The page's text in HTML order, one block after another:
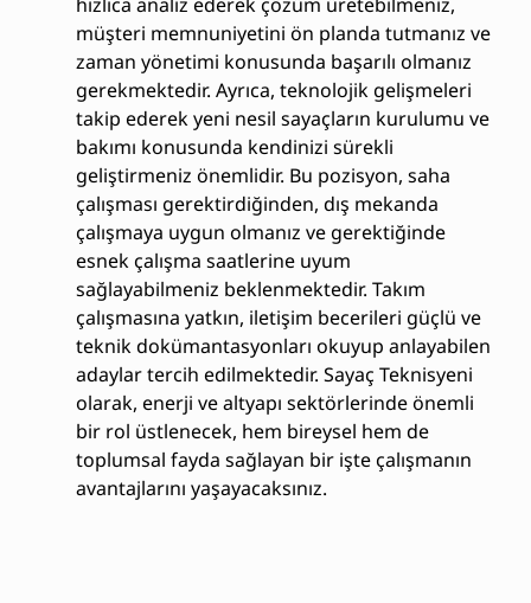
müşteri memnuniyetini ön planda tutmanız ve
zaman yönetimi konusunda başarılı olmanız
gerekmektedir. Ayrıca, teknolojik gelişmeleri
takip ederek yeni nesil sayaçların kurulumu ve
bakımı konusunda kendinizi sürekli
geliştirmeniz önemlidir. Bu pozisyon, saha
çalışması gerektirdiğinden, dış mekanda
çalışmaya uygun olmanız ve gerektiğinde
esnek çalışma saatlerine uyum
sağlayabilmeniz beklenmektedir. Takım
çalışmasına yatkın, iletişim becerileri güçlü ve
teknik dokümantasyonları okuyup anlayabilen
adaylar tercih edilmektedir. Sayaç Teknisyeni
olarak, enerji ve altyapı sektörlerinde önemli
bir rol üstlenecek, hem bireysel hem de
toplumsal fayda sağlayan bir işte çalışmanın
avantajlarını yaşayacaksınız.